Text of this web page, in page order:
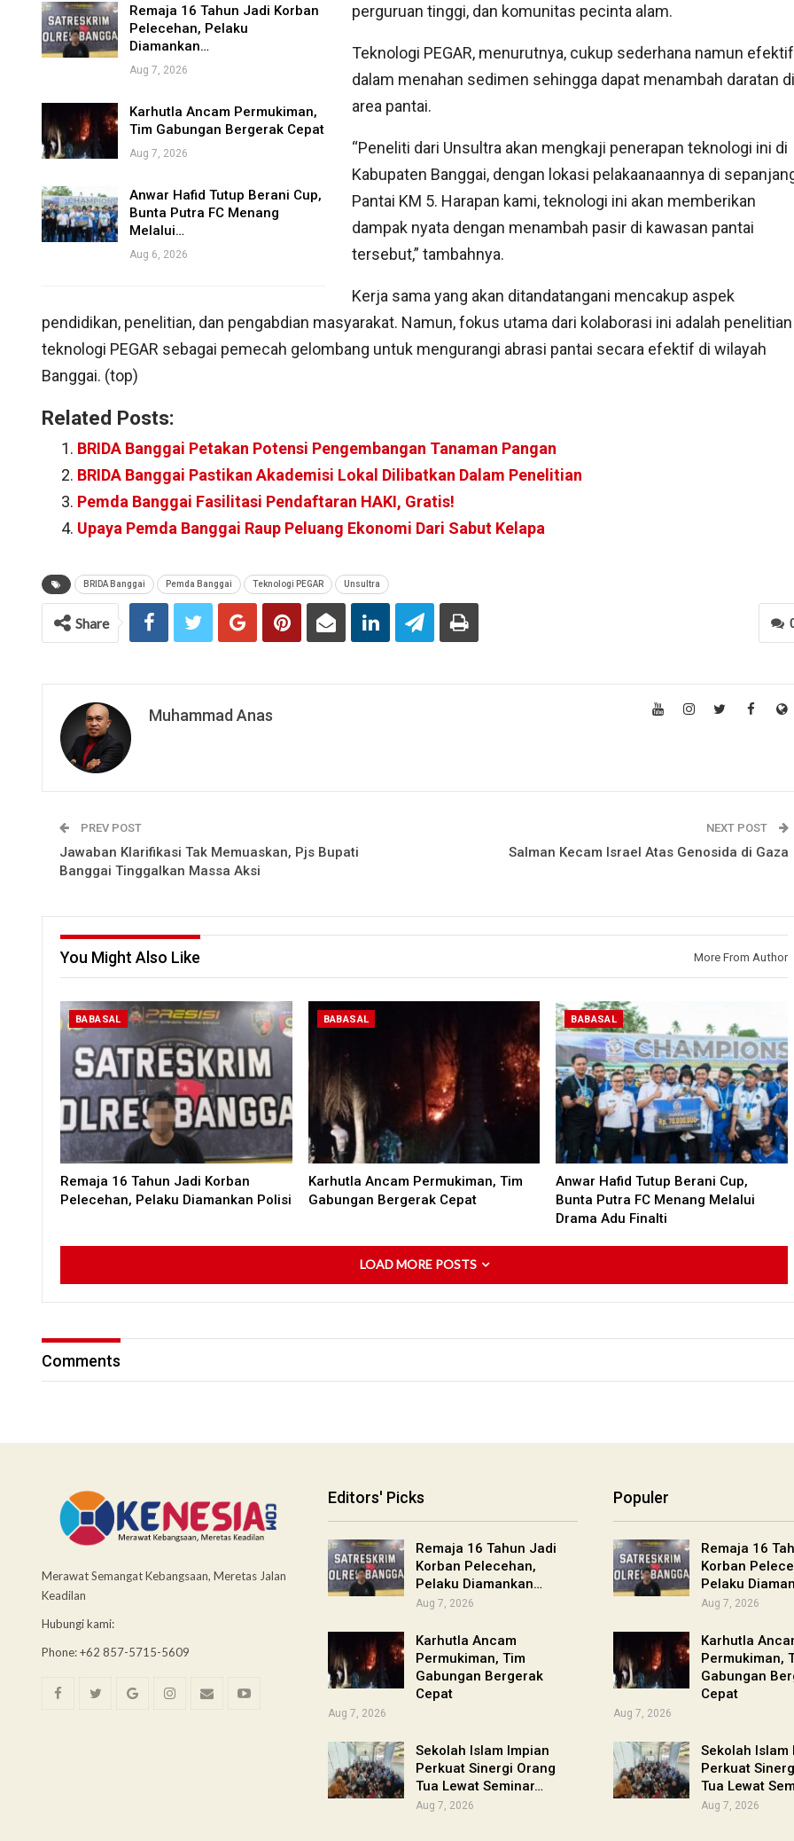
Remaja 16 Tahun Jadi Korban
Pelecehan, Pelaku
Diamankan…
Aug 7, 2026
Karhutla Ancam Permukiman,
Tim Gabungan Bergerak Cepat
Aug 7, 2026
Anwar Hafid Tutup Berani Cup,
Bunta Putra FC Menang
Melalui…
Aug 6, 2026
perguruan tinggi, dan komunitas pecinta alam.
Teknologi PEGAR, menurutnya, cukup sederhana namun efektif
dalam menahan sedimen sehingga dapat menambah daratan di
area pantai.
“Peneliti dari Unsultra akan mengkaji penerapan teknologi ini di
Kabupaten Banggai, dengan lokasi pelakaanaannya di
Pantai KM 5. Harapan kami, teknologi ini akan memberikan
dampak nyata dengan menambah pasir di kawasan pantai
tersebut,” tambahnya.
Kerja sama yang akan ditandatangani mencakup aspek
pendidikan, penelitian, dan pengabdian masyarakat. Namun, fokus utama dari kolaborasi ini adalah penelitian
teknologi PEGAR sebagai pemecah gelombang untuk mengurangi abrasi pantai secara efektif di wilayah
Banggai. (top)
Related Posts:
BRIDA Banggai Petakan Potensi Pengembangan Tanaman Pangan
BRIDA Banggai Pastikan Akademisi Lokal Dilibatkan Dalam Penelitian
Pemda Banggai Fasilitasi Pendaftaran HAKI, Gratis!
Upaya Pemda Banggai Raup Peluang Ekonomi Dari Sabut Kelapa
BRIDA Banggai Pemda Banggai Teknologi PEGAR Unsultra
Share
Muhammad Anas
PREV POST
Jawaban Klarifikasi Tak Memuaskan, Pjs Bupati
Banggai Tinggalkan Massa Aksi
NEXT POST
Salman Kecam Israel Atas Genosida di Gaza
You Might Also Like More From Author
BABASAL
Remaja 16 Tahun Jadi Korban
Pelecehan, Pelaku Diamankan Polisi
BABASAL
Karhutla Ancam Permukiman, Tim
Gabungan Bergerak Cepat
BABASAL
Anwar Hafid Tutup Berani Cup,
Bunta Putra FC Menang Melalui
Drama Adu Finalti
LOAD MORE POSTS
Comments
Merawat Semangat Kebangsaan, Meretas Jalan
Keadilan
Hubungi kami:
Phone: +62 857-5715-5609
Editors' Picks
Remaja 16 Tahun Jadi
Korban Pelecehan,
Pelaku Diamankan…
Aug 7, 2026
Karhutla Ancam
Permukiman, Tim
Gabungan Bergerak
Cepat
Aug 7, 2026
Sekolah Islam Impian
Perkuat Sinergi Orang
Tua Lewat Seminar…
Aug 7, 2026
Populer
Remaja 16
Korban
Pelaku
Aug 7, 2026
Karhutla
Permukiman,
Gabungan
Cepat
Aug 7, 2026
Sekolah Islam
Perkuat
Tua Lewat
Aug 7, 2026